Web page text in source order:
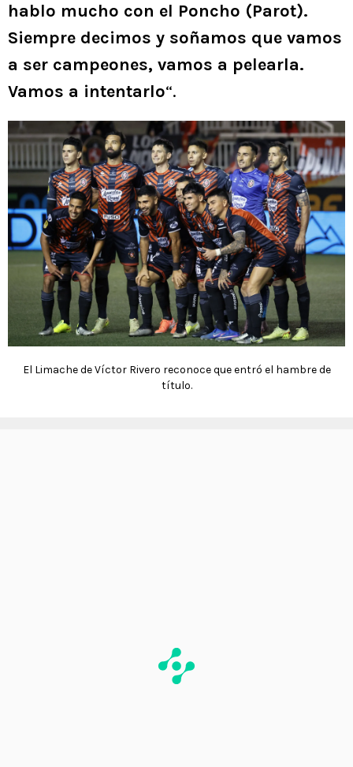
hablo mucho con el Poncho (Parot).
Siempre decimos y soñamos que vamos
a ser campeones, vamos a pelearla.
Vamos a intentarlo“.
El Limache de Víctor Rivero reconoce que entró el hambre de
título.